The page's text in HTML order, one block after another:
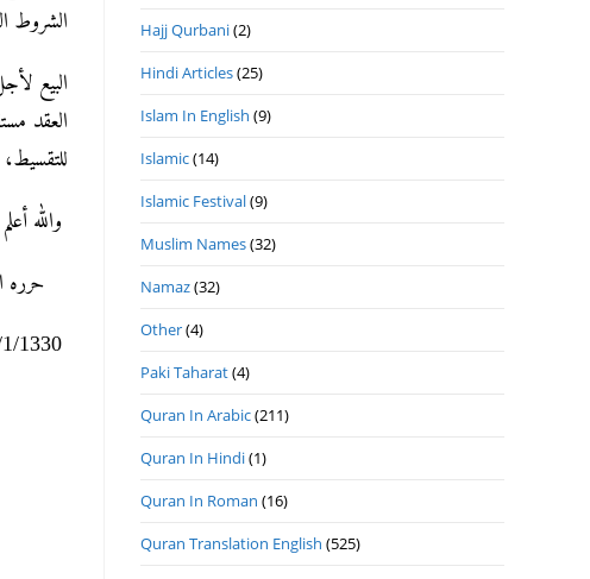
الشروط التي
البیع
العقد
للتقسیط،
والله أعلم
حرره
Hajj Qurbani(2)
Hindi Articles(25)
Islam In English (9)
Islamic(14)
Islamic Festival(9)
Muslim Names(32)
Namaz(32)
Other(4)
Paki Taharat(4)
Quran In Arabic(211)
Quran In Hindi(1)
Quran In Roman (16)
Quran Translation English (525)